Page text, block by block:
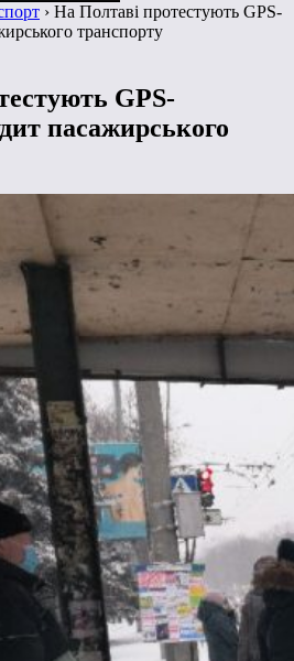
› На Полтаві протестують GPS-
транспорту
GPS-
пасажирського